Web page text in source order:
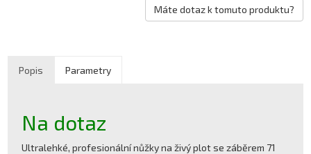
Máte dotaz k tomuto produktu?
Popis Parametry
Na dotaz
Ultralehké, profesionální nůžky na živý plot se záběrem 71